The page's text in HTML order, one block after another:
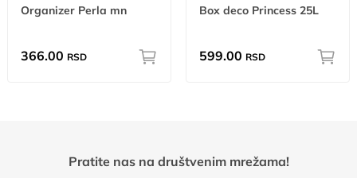
Organizer Perla mn
366.00 RSD
Box deco Princess 25L
599.00 RSD
Pratite nas na društvenim mrežama!